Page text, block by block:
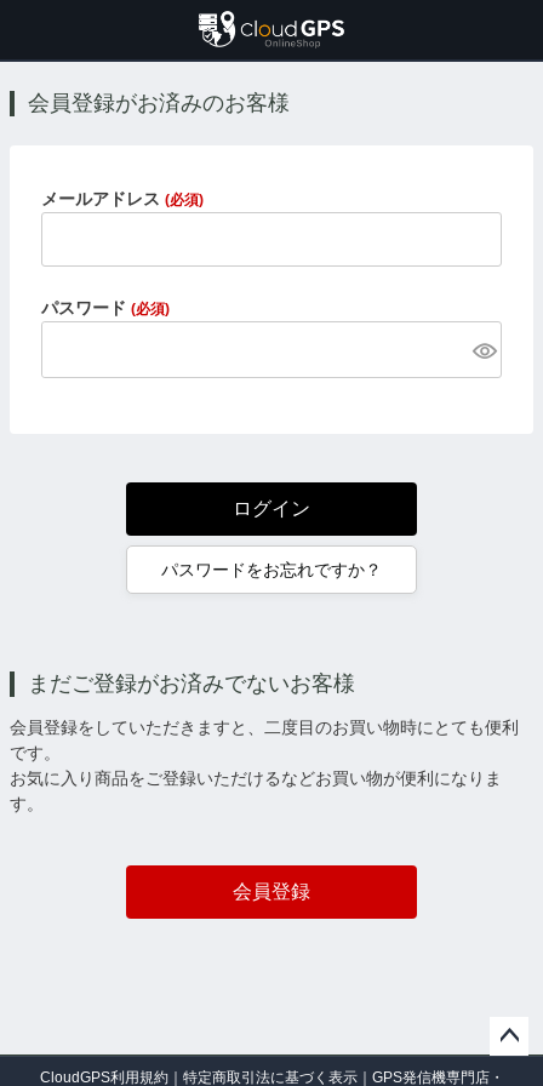
会員登録がお済みのお客様
メールアドレス (必須)
パスワード (必須)
ログイン
パスワードをお忘れですか？
まだご登録がお済みでないお客様
会員登録をしていただきますと、二度目のお買い物時にとても便利
です。
お気に入り商品をご登録いただけるなどお買い物が便利になりま
す。
会員登録
CloudGPS利用規約｜ 特定商取引法に基づく表示｜ GPS発信機専門店・